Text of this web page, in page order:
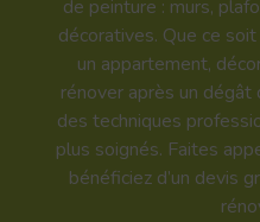
de peinture : murs,
décoratives. Que ce
un appartement,
rénover après un dégât
des techniques
plus soignés. Faites
bénéficiez d’un devis